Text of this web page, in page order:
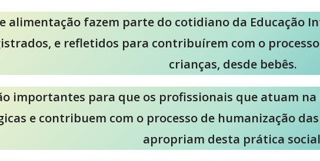
alimentação fazem parte do cotidiano da Educação
e refletidos para contribuírem com o
crianças, desde bebês.
importantes para que os profissionais que atuam
e contribuem com o processo de humanização
apropriam desta prática